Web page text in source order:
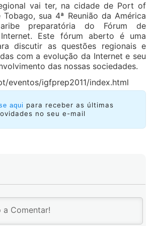
vai ter, na cidade de Port of
Tobago, sua 4ª Reunião da América
preparatória do Fórum de
Este fórum aberto é uma
discutir as questões regionais e
com a evolução da Internet e seu
das nossas sociedades.
eventos/igfprep2011/index.html
aqui para receber as últimas
no seu e-mail